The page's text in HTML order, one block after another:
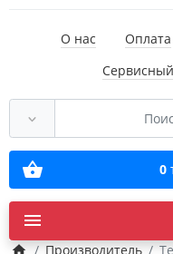
О нас Оплата
0
Производитель